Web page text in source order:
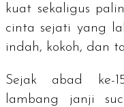
kuat sekaligus
cinta sejati yang
indah, kokoh, dan
Sejak abad ke-
lambang janji